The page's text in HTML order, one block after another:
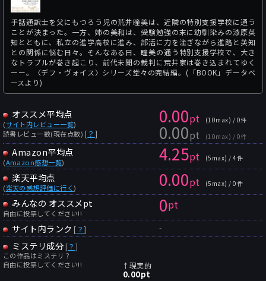
手話通訳士を父にもつろう児の荒井瞳美は、近隣の特別支援学校に通う
ことが決まった。一方、姉の美和は、受験勉強の末に幼馴染みの漆原英
知とともに、私立の進学高校に進み、部活に力を注ぎながら進路と英知
との関係に悩む日々。そんなある日、瞳美の通う特別支援学校で、大き
なトラブルが巻き起こり、前代未聞の裁判に荒井家は巻き込まれてゆく
ーー。〈デフ・ヴォイス〉シリーズ堂々の完結編。(「BOOK」データベ
ースより)
オススメ平均点
(サイト内レビュー一覧)
読書レビュー数(現在点数) [？ ]
0.00pt (10max) / 0件
0.00pt (10max) / 0件
Amazon平均点
(Amazon感想一覧) 4.25pt (5max) / 4件
楽天平均点
(楽天の感想評価に行く) 0.00pt (5max) / 0件
みんなの オススメpt
自由に投票してください!! 0pt
サイト内ランク [ ？] -
ミステリ成分 [？ ]
この作品はミステリ？
自由に投票してください!!
↑現実的
0.00pt